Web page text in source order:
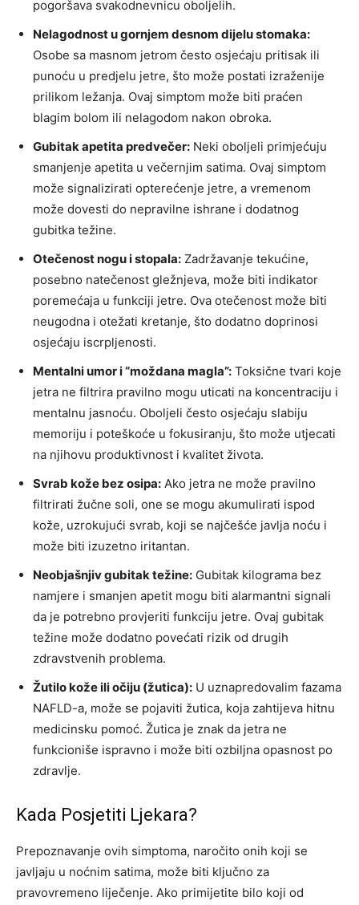
pogoršava svakodnevnicu oboljelih.
Nelagodnost u gornjem desnom dijelu stomaka:
Osobe sa masnom jetrom često osjećaju pritisak ili
punoću u predjelu jetre, što može postati izraženije
prilikom ležanja. Ovaj simptom može biti praćen
blagim bolom ili nelagodom nakon obroka.
Gubitak apetita predvečer: Neki oboljeli primjećuju
smanjenje apetita u večernjim satima. Ovaj simptom
može signalizirati opterećenje jetre, a vremenom
može dovesti do nepravilne ishrane i dodatnog
gubitka težine.
Otečenost nogu i stopala: Zadržavanje tekućine,
posebno natečenost gležnjeva, može biti indikator
poremećaja u funkciji jetre. Ova otečenost može biti
neugodna i otežati kretanje, što dodatno doprinosi
osjećaju iscrpljenosti.
Mentalni umor i “moždana magla”: Toksične tvari koje
jetra ne filtrira pravilno mogu uticati na koncentraciju i
mentalnu jasnoću. Oboljeli često osjećaju slabiju
memoriju i poteškoće u fokusiranju, što može utjecati
na njihovu produktivnost i kvalitet života.
Svrab kože bez osipa: Ako jetra ne može pravilno
filtrirati žučne soli, one se mogu akumulirati ispod
kože, uzrokujući svrab, koji se najčešće javlja noću i
može biti izuzetno iritantan.
Neobjašnjiv gubitak težine: Gubitak kilograma bez
namjere i smanjen apetit mogu biti alarmantni signali
da je potrebno provjeriti funkciju jetre. Ovaj gubitak
težine može dodatno povećati rizik od drugih
zdravstvenih problema.
Žutilo kože ili očiju (žutica): U uznapredovalim fazama
NAFLD-a, može se pojaviti žutica, koja zahtijeva hitnu
medicinsku pomoć. Žutica je znak da jetra ne
funkcioniše ispravno i može biti ozbiljna opasnost po
zdravlje.
Kada Posjetiti Ljekara?
Prepoznavanje ovih simptoma, naročito onih koji se
javljaju u noćnim satima, može biti ključno za
pravovremeno liječenje. Ako primijetite bilo koji od